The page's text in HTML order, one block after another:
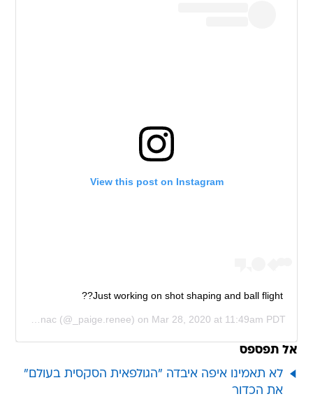
View this post on Instagram
Just working on shot shaping and ball flight??
Paige Spiranac(@_paige.renee) on Mar 28, 2020 at 11:49am PDT
אל תפספס
לא תאמינו איפה איבדה "הגולפאית הסקסית בעולם"
את הכדור